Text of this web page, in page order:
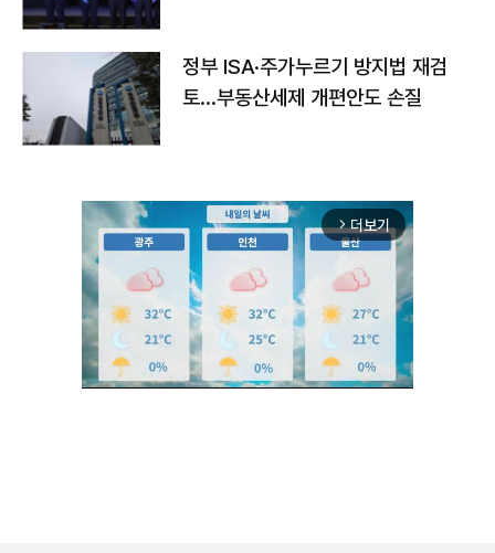
정부 ISA·주가누르기 방지법 재검
토…부동산세제 개편안도 손질
arrow_forward_ios 더보기